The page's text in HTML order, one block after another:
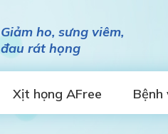
Giảm ho, sưng viêm,
đau rát họng
Xịt họng AFree Bệnh